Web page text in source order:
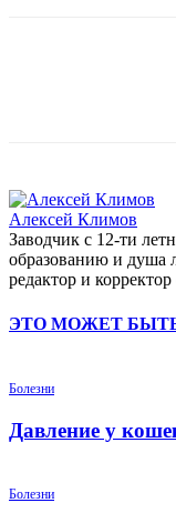
Алексей Климов
Заводчик c 12-ти
образованию и душа
редактор и
ЭТО МОЖЕТ
Болезни
Давление у
Болезни